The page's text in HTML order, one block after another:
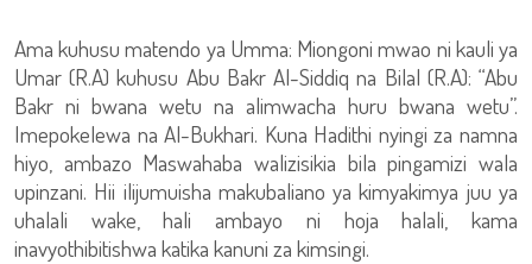
Ama kuhusu matendo ya Umma: Miongoni mwao ni kauli ya
Umar (R.A) kuhusu Abu Bakr Al-Siddiq na Bilal (R.A): “Abu
Bakr ni bwana wetu na alimwacha huru bwana wetu”.
Imepokelewa na Al-Bukhari. Kuna Hadithi nyingi za namna
hiyo, ambazo Maswahaba walizisikia bila pingamizi wala
upinzani. Hii ilijumuisha makubaliano ya kimyakimya juu ya
uhalali wake, hali ambayo ni hoja halali, kama
inavyothibitishwa katika kanuni za kimsingi.